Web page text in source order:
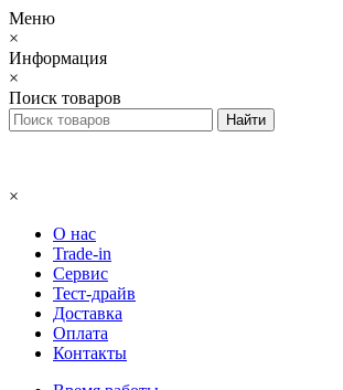
Меню
×
Информация
×
Поиск товаров
×
О нас
Trade-in
Сервис
Тест-драйв
Доставка
Оплата
Контакты